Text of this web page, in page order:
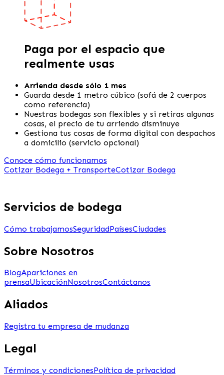
Paga por el espacio que
realmente usas
Arrienda desde sólo 1 mes
Guarda desde 1 metro cúbico (sofá de 2 cuerpos
como referencia)
Nuestras bodegas son flexibles y si retiras algunas
cosas, el precio de tu arriendo disminuye
Gestiona tus cosas de forma digital con despachos
a domicilio (servicio opcional)
Conoce cómo funcionamos
Cotizar Bodega + TransporteCotizar Bodega
Servicios de bodega
Cómo trabajamosSeguridadPaísesCiudades
Sobre Nosotros
BlogApariciones en
prensaUbicaciónNosotrosContáctanos
Aliados
Registra tu empresa de mudanza
Legal
Términos y condicionesPolítica de privacidad